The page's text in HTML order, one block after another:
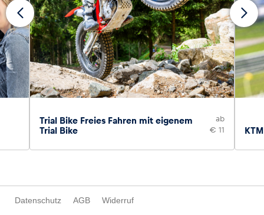
Trial Bike Freies Fahren mit eigenem
Trial Bike
ab
€ 11
Datenschutz AGB Widerruf